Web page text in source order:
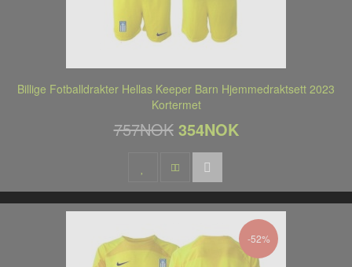
Billige Fotballdrakter Hellas Keeper Barn Hjemmedraktsett 2023
Kortermet
757NOK 354NOK
-52%